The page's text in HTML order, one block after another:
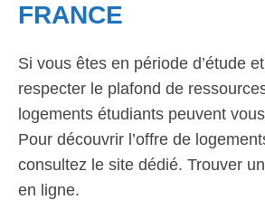
FRANCE
Si vous êtes en période d’étude
respecter le plafond de
logements étudiants peuvent
Pour découvrir l’offre de
consultez le site dédié. Trouver
en ligne.